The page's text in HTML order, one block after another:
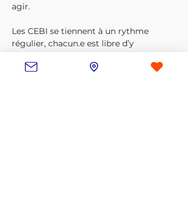
agir.
Les CEBI se tiennent à un rythme
régulier, chacun.e est libre d’y
de manière anonyme. Une veilleuse